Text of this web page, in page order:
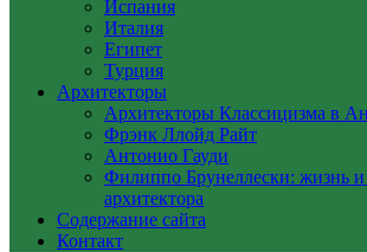
Испания
Италия
Египет
Турция
Архитекторы
Архитекторы Классицизма в
Фрэнк Ллойд Райт
Антонио Гауди
Филиппо Брунеллески: жизнь и
архитектора
Содержание сайта
Контакт